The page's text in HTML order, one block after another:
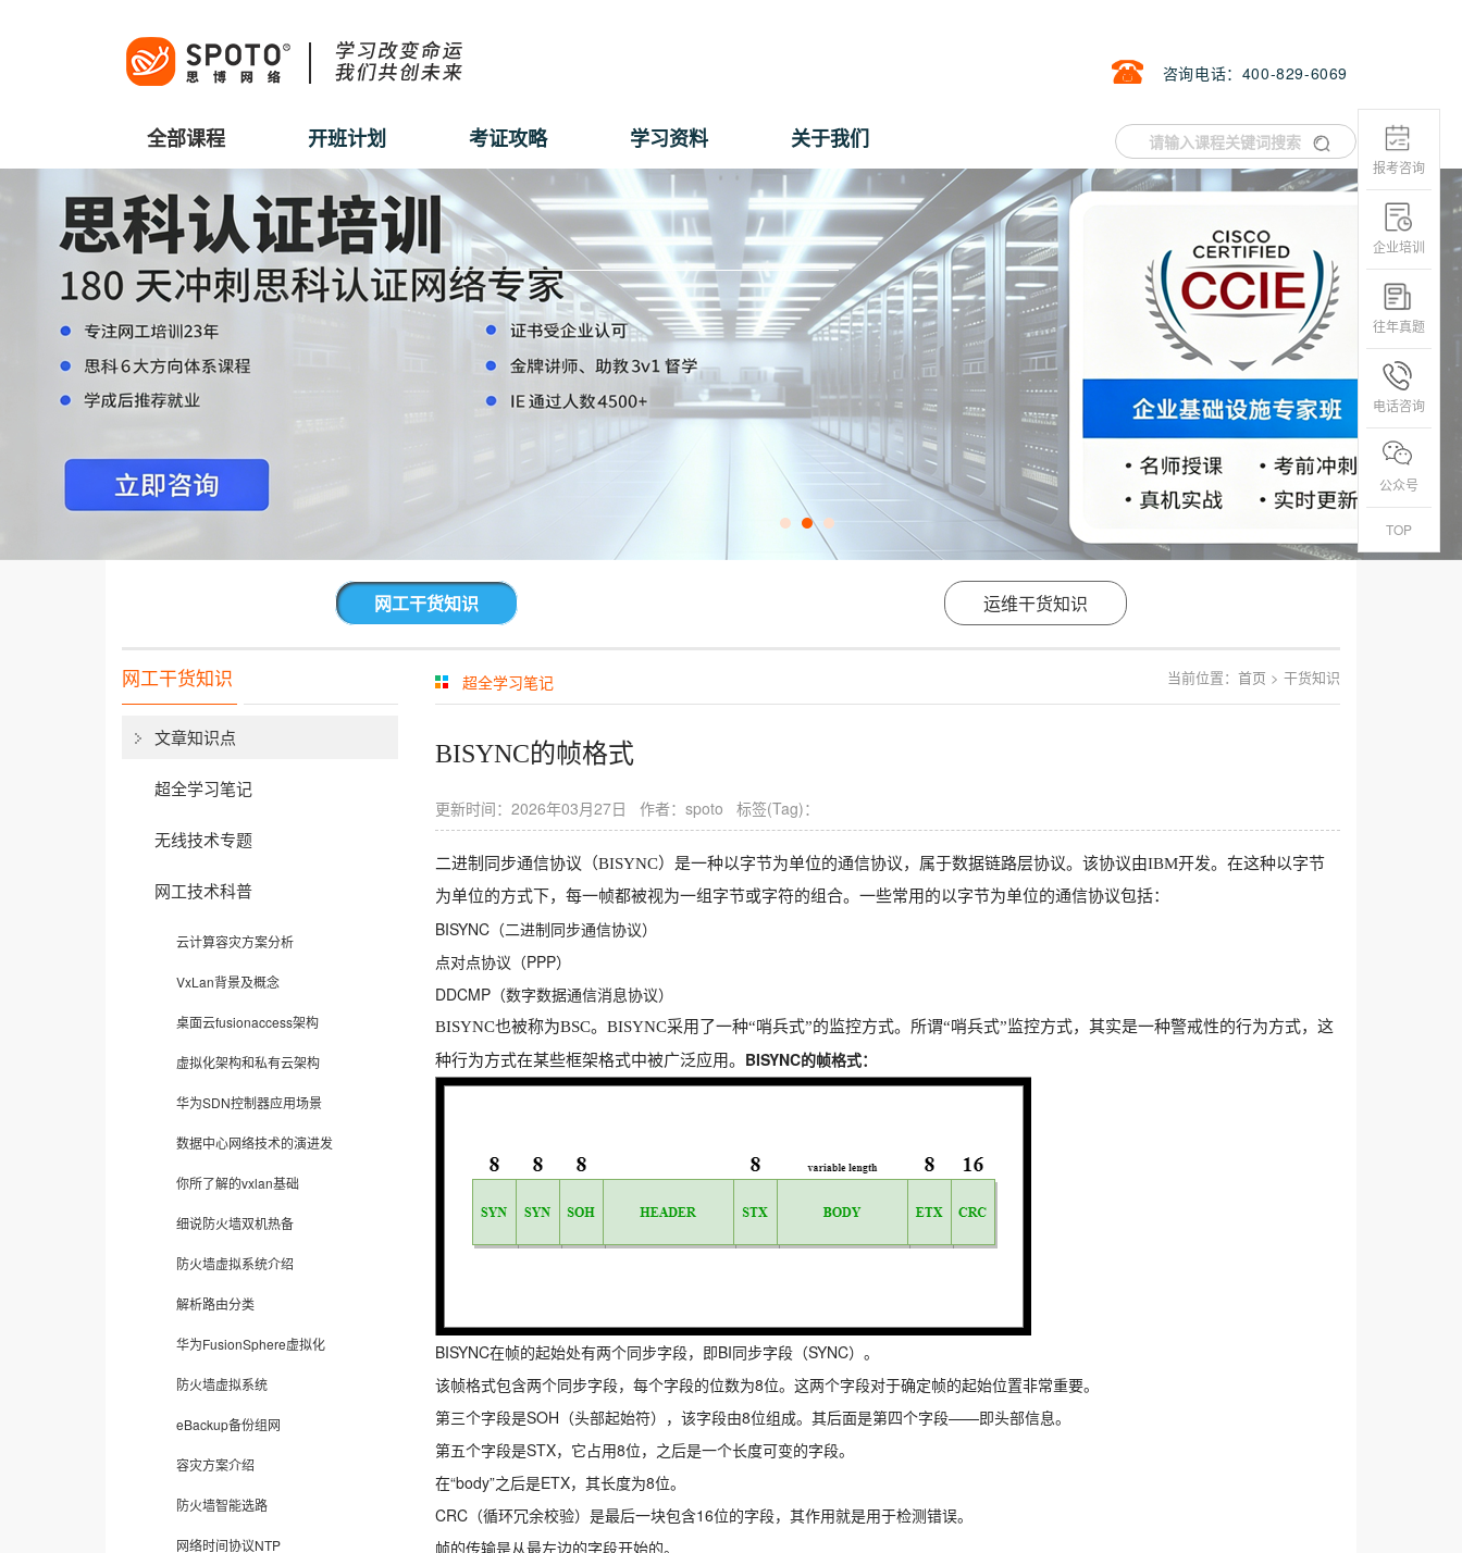
咨询电话：400-829-6069
全部课程 开班计划 考证攻略 学习资料 关于我们
网工干货知识 运维干货知识
网工干货知识
文章知识点
超全学习笔记
无线技术专题
网工技术科普
云计算容灾方案分析
VxLan背景及概念
桌面云fusionaccess架构
虚拟化架构和私有云架构
华为SDN控制器应用场景
数据中心网络技术的演进发
你所了解的vxlan基础
细说防火墙双机热备
防火墙虚拟系统介绍
解析路由分类
华为FusionSphere虚拟化
防火墙虚拟系统
eBackup备份组网
容灾方案介绍
防火墙智能选路
网络时间协议NTP
超全学习笔记 当前位置： 首页 > 干货知识
BISYNC的帧格式
更新时间：2026年03月27日 作者：spoto 标签(Tag)：
二进制同步通信协议（BISYNC）是一种以字节为单位的通信协议，属于数据链路层协议。该协议由IBM开发。在这种以字节
为单位的方式下，每一帧都被视为一组字节或字符的组合。一些常用的以字节为单位的通信协议包括：
BISYNC（二进制同步通信协议）
点对点协议（PPP）
DDCMP（数字数据通信消息协议）
BISYNC也被称为BSC。BISYNC采用了一种“哨兵式”的监控方式。所谓“哨兵式”监控方式，其实是一种警戒性的行为方式，这
种行为方式在某些框架格式中被广泛应用。 BISYNC的帧格式：
BISYNC在帧的起始处有两个同步字段，即BI同步字段（SYNC）。
该帧格式包含两个同步字段，每个字段的位数为8位。这两个字段对于确定帧的起始位置非常重要。
第三个字段是SOH（头部起始符），该字段由8位组成。其后面是第四个字段——即头部信息。
第五个字段是STX，它占用8位，之后是一个长度可变的字段。
在“body”之后是ETX，其长度为8位。
CRC（循环冗余校验）是最后一块包含16位的字段，其作用就是用于检测错误。
帧的传输是从最左边的字段开始的。
报考咨询
企业培训
往年真题
电话咨询
公众号
TOP